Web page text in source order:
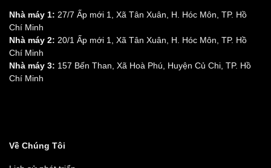
Nhà máy 1: 27/7 Ấp mới 1, Xã Tân Xuân, H. Hóc Môn, TP. Hồ
Chí Minh
Nhà máy 2: 20/1 Ấp mới 1, Xã Tân Xuân, H. Hóc Môn, TP. Hồ
Chí Minh
Nhà máy 3: 157 Bến Than, Xã Hoà Phú, Huyện Củ Chi, TP. Hồ
Chí Minh
Về Chúng Tôi